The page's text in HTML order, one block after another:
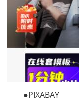
●PIXABAY